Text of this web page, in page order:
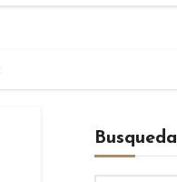
Busqueda